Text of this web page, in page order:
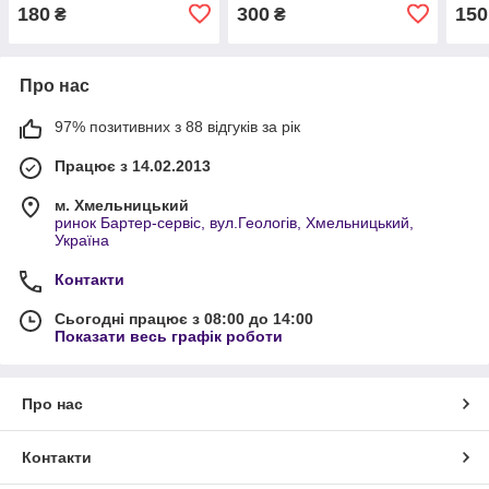
180 ₴ 300₴ 150
Про нас
97% позитивних з 88 відгуків за рік
Працює з 14.02.2013
м. Хмельницький
ринок Бартер-сервіс, вул.Геологів, Хмельницький,
Україна
Контакти
Сьогодні працює з 08:00 до 14:00
Показати весь графік роботи
Про нас
Контакти